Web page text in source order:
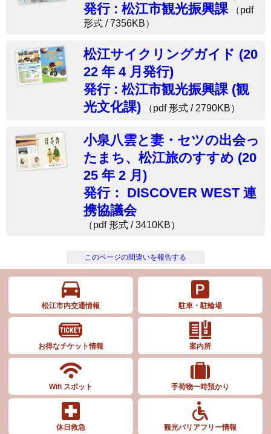
発行 : 松江市観光振興課（pdf
形式 / 7356KB）
松江サイクリングガイド (20
22 年 4 月発行)
発行 : 松江市観光振興課 (観
光文化課) （pdf 形式 / 2790KB）
小泉八雲と妻・セツの出会っ
たまち、松江旅のすすめ (20
25 年 2 月)
発行： DISCOVER WEST 連
携協議会
（pdf 形式 / 3410KB）
このページの間違いを報告する
松江市内交通情報 駐車・駐輪場
お得なチケット情報 案内所
Wifi スポット 手荷物一時預かり
休日救急 観光バリアフリー情報